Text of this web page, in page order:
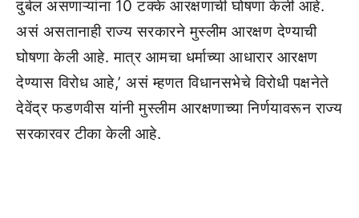
दुर्बल असणाऱ्यांना 10 टक्के आरक्षणाची घोषणा केली आहे.
असं असतानाही राज्य सरकारने मुस्लीम आरक्षण देण्याची
घोषणा केली आहे. मात्र आमचा धर्माच्या आधारार आरक्षण
देण्यास विरोध आहे,’ असं म्हणत विधानसभेचे विरोधी पक्षनेते
देवेंद्र फडणवीस यांनी मुस्लीम आरक्षणाच्या निर्णयावरून राज्य
सरकारवर टीका केली आहे.